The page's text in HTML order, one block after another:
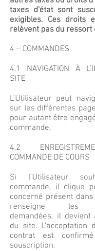
taxes d'état sont
exigibles. Ces droits
relèvent pas du ressort
4 – COMMANDES
4.1 NAVIGATION À
SITE
L’Utilisateur peut
sur les différentes
pour autant être
commande.
4.2
COMMANDE DE COURS
Si l’Utilisateur
commande, il clique
concerné présent
renseigne les
demandées, il devient
du site. L'acceptation
contrat est
souscription.